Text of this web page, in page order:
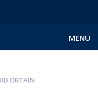
MENU
OBTAIN